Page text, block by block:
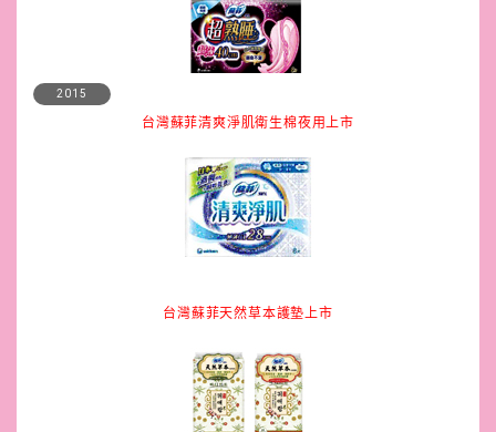
2015
台灣蘇菲清爽淨肌衛生棉夜用上市
台灣蘇菲天然草本護墊上市